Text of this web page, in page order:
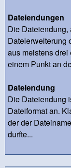
Dateiendungen
Die
Dateierweiterung
aus meistens
einem Punkt an
Dateiendung
Die Dateiendung
Dateiformat an.
der der
durfte...